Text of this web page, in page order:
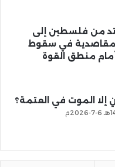
من فلسطين إلى
مقاصدية في سقوط
أمام منطق القوة
إلا الموت في العتمة؟